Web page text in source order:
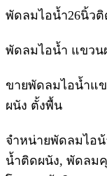
พัดลมไอน้ำ26นิ้ว
พัดลมไอน้ำ แขวน
ขายพัดลมไอน้ำแ
ผนัง ตั้งพื้น
จำหน่ายพัดลมไอ
น้ำติดผนัง, พัดลม